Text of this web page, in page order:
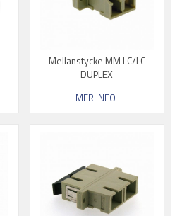
Mellanstycke MM LC/LC
DUPLEX
MER INFO